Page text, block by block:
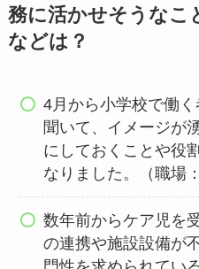
務に活かせそうなこ
などは？
4月から小学校で働
聞いて、イメージが
にしておくことや役
なりました。（職場
数年前からケア児を
の連携や施設設備が